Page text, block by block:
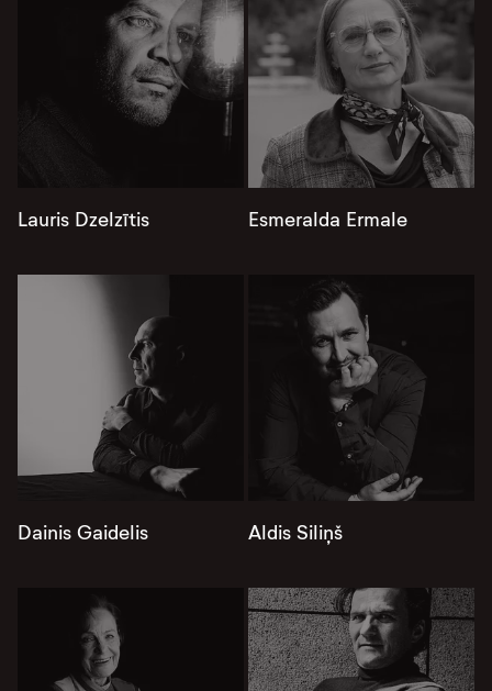
Lauris Dzelzītis Esmeralda Ermale
Dainis Gaidelis Aldis Siliņš